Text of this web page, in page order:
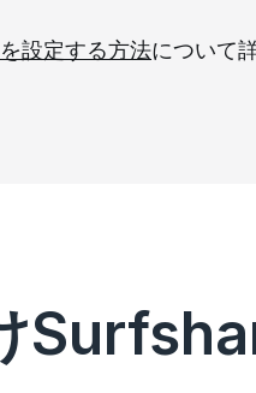
設定する方法について